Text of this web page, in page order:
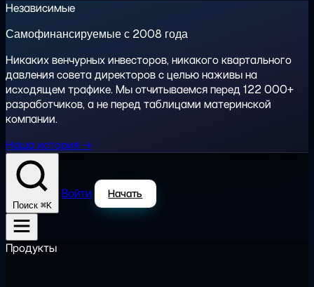
Независимые
Самофинансируемые с 2008 года
Никаких венчурных инвесторов, никакого квартального
давления совета директоров с целью наживы на
исходящем трафике. Мы отчитываемся перед 122 000+
разработчиков, а не перед таблицами материнской
компании.
Наша история →
Поиск ⌘K
Войти Начать
Продукты